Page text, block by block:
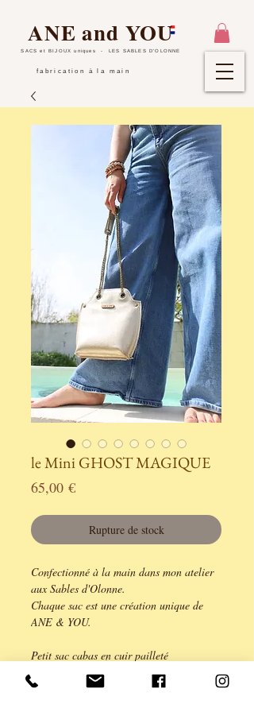
SACS et BIJOUX uniques - LES SABLES D'OLONNE
ANE and YOU
fabrication à la main
le Mini GHOST MAGIQUE
65,00 €Prix
Rupture de stock
Confectionné à la main dans mon atelier
aux Sables d'Olonne.
Chaque sac est une création unique de
ANE & YOU.
Petit sac cabas en cuir pailleté
doré, de taille
minimale pour accompagner vos soirées